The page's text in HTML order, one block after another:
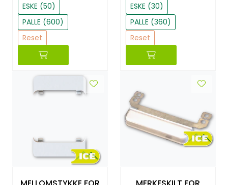
ESKE (50)
PALLE (600)
Reset
ESKE (30)
PALLE (360)
Reset